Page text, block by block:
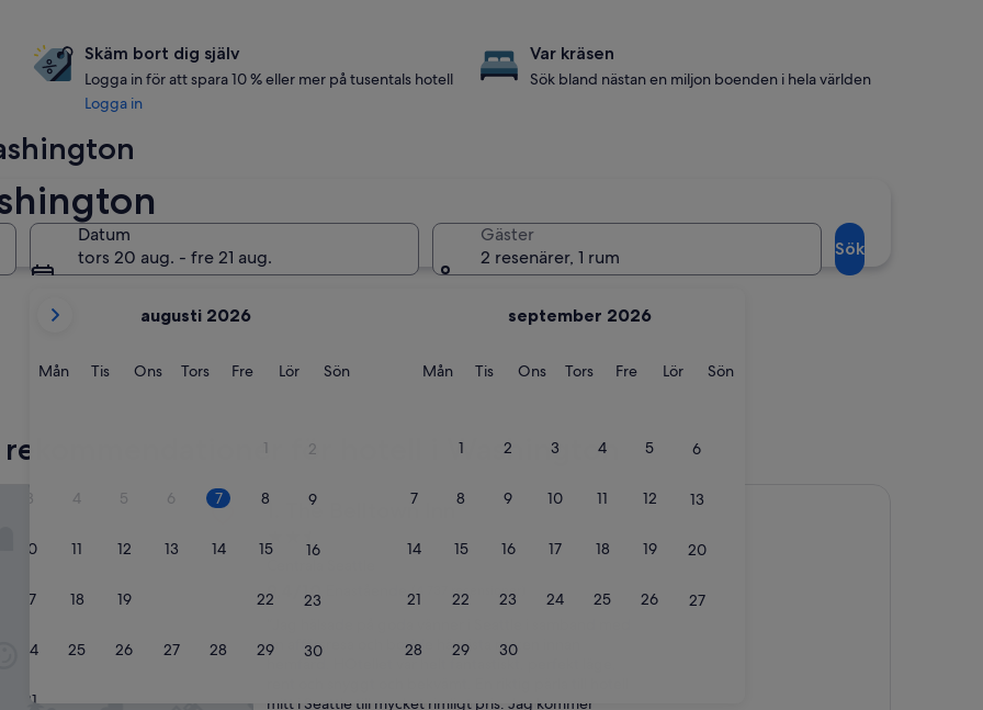
Datum
tors 20 aug. - fre 21 aug.
nuvarande
är
September
2026.
augusti 2026
MånMåndag
TisTisdag
OnsOnsdag
TorsTorsdag
FreFredag
LörLördag
SönSöndag
1 2
3 4 5 6 7 8 9
10 11 12 13 14 15 16
17 18 19 22 23
24 25 26 27 28 29 30
31
september 2026
MånMåndag
TisTisdag
OnsOnsdag
TorsTorsdag
FreFredag
LörLördag
SönSöndag
1 2 3 4 5 6
7 8 9 10 11 12 13
14 15 16 17 18 19 20
21 22 23 24 25 26 27
28 29 30
Gäster
2 resenärer, 1 rum
Sök
Skäm bort dig själv
Logga in för att spara 10 % eller mer på tusentals hotell
Logga in
Var kräsen
Sök bland nästan en miljon boenden i hela världen
rekommendationer för hotell i Washington
1. The Belltown Inn
The Belltown Inn
2.5-
stjärnigt
av
Enastående,
9,4/10 (4 737 recensioner)
J
h
en affärsresa och bodde här sista natten innan
mitt i Seattle till mycket rimligt pris. Jag kommer
Inn